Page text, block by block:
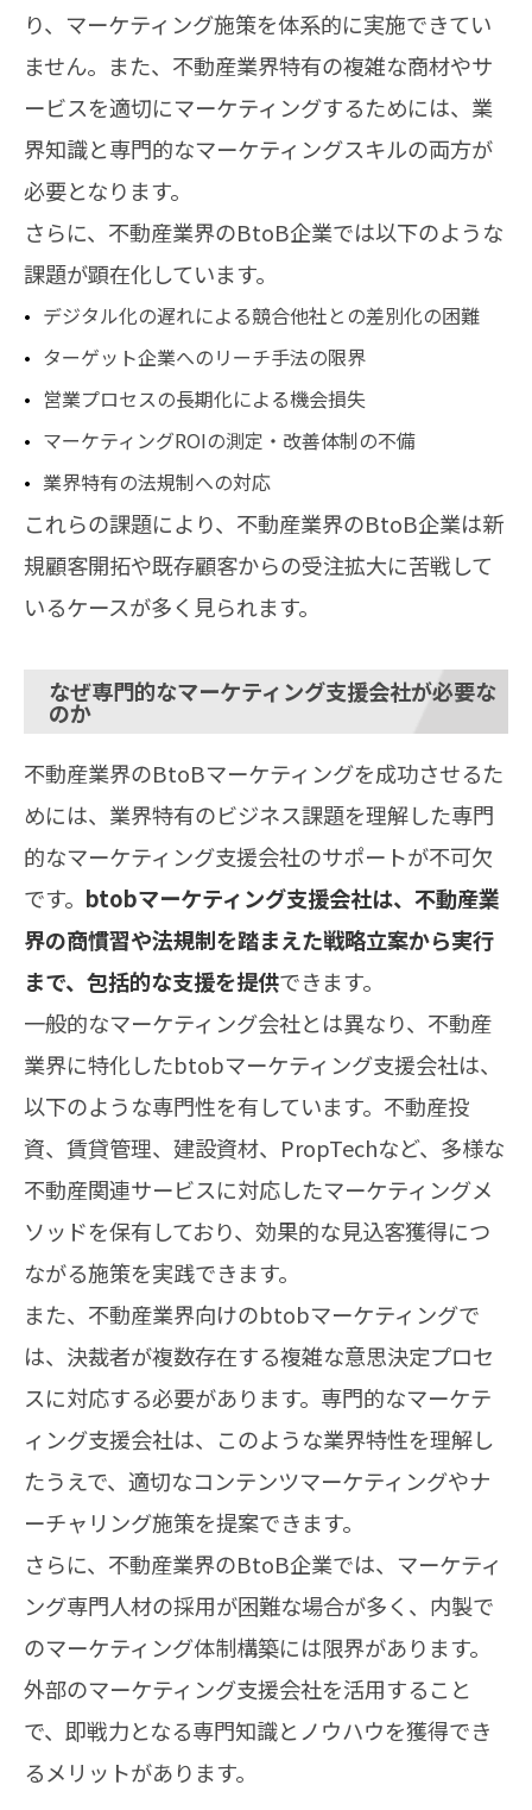
り、マーケティング施策を体系的に実施できてい
ません。また、不動産業界特有の複雑な商材やサ
ービスを適切にマーケティングするためには、業
界知識と専門的なマーケティングスキルの両方が
必要となります。
さらに、不動産業界のBtoB企業では以下のような
課題が顕在化しています。
デジタル化の遅れによる競合他社との差別化の困難
ターゲット企業へのリーチ手法の限界
営業プロセスの長期化による機会損失
マーケティングROIの測定・改善体制の不備
業界特有の法規制への対応
これらの課題により、不動産業界のBtoB企業は新
規顧客開拓や既存顧客からの受注拡大に苦戦して
いるケースが多く見られます。
なぜ専門的なマーケティング支援会社が必要な
のか
不動産業界のBtoBマーケティングを成功させるた
めには、業界特有のビジネス課題を理解した専門
的なマーケティング支援会社のサポートが不可欠
です。 btobマーケティング支援会社は、不動産業
界の商慣習や法規制を踏まえた戦略立案から実行
まで、包括的な支援を提供できます。
一般的なマーケティング会社とは異なり、不動産
業界に特化したbtobマーケティング支援会社は、
以下のような専門性を有しています。不動産投
資、賃貸管理、建設資材、PropTechなど、多様な
不動産関連サービスに対応したマーケティングメ
ソッドを保有しており、効果的な見込客獲得につ
ながる施策を実践できます。
また、不動産業界向けのbtobマーケティングで
は、決裁者が複数存在する複雑な意思決定プロセ
スに対応する必要があります。専門的なマーケテ
ィング支援会社は、このような業界特性を理解し
たうえで、適切なコンテンツマーケティングやナ
ーチャリング施策を提案できます。
さらに、不動産業界のBtoB企業では、マーケティ
ング専門人材の採用が困難な場合が多く、内製で
のマーケティング体制構築には限界があります。
外部のマーケティング支援会社を活用すること
で、即戦力となる専門知識とノウハウを獲得でき
るメリットがあります。